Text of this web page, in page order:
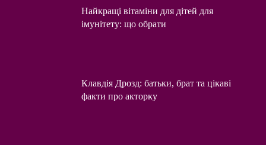
Найкращі вітаміни для дітей для
імунітету: що обрати
Клавдія Дрозд: батьки, брат та цікаві
факти про акторку